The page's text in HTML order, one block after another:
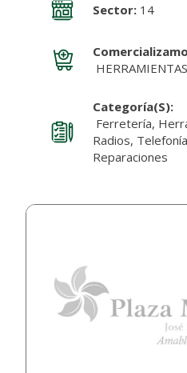
Sector:14
HERRAMIENTAS
Categoría(s):
Ferretería,
Radios,
Reparaciones